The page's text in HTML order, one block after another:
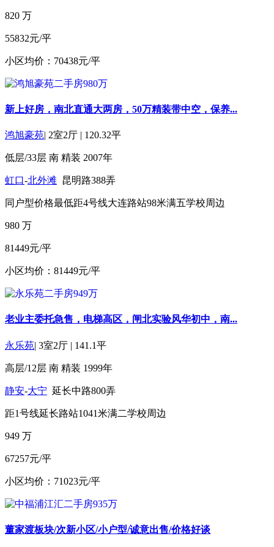
820 万
55832元/平
小区均价：70438元/平
新上好房，南北直通大两房，50万精装带中空，保养...
鸿旭豪苑| 2室2厅 | 120.32平
低层/33层 南 精装 2007年
虹口-北外滩 昆明路388弄
同户型价格最低距4号线大连路站98米满五学校周边
980 万
81449元/平
小区均价：81449元/平
老业主委托急售，电梯高区，闸北实验风华初中，南...
永乐苑| 3室2厅 | 141.1平
高层/12层 南 精装 1999年
静安-大宁 延长中路800弄
距1号线延长路站1041米满二学校周边
949 万
67257元/平
小区均价：71023元/平
董家渡板块/次新小区/小户型/诚意出售/价格好谈